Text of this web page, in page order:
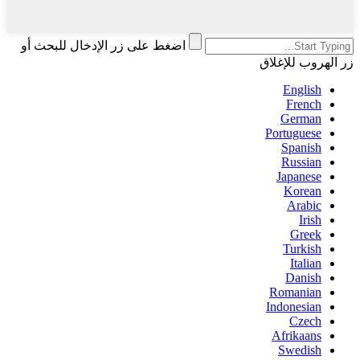
اضغط على زر الإدخال للبحث أو
زر الهروب للإغلاق
English
French
German
Portuguese
Spanish
Russian
Japanese
Korean
Arabic
Irish
Greek
Turkish
Italian
Danish
Romanian
Indonesian
Czech
Afrikaans
Swedish